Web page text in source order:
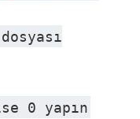
dosyası
0 yapın